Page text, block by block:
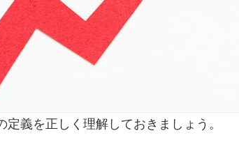
定義を正しく理解しておきましょう。